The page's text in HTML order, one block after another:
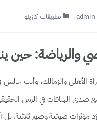
admin تطبيقات كازينو
والرياضة: حين
مؤثرات صوتية وصور ثلاثية، بل